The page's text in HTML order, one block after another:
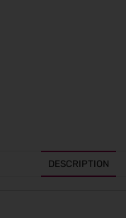
DESCRIPTION